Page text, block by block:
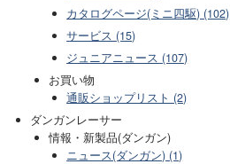
カタログページ(ミニ四駆) (102)
サービス (15)
ジュニアニュース (107)
お買い物
通販ショップリスト (2)
ダンガンレーサー
情報・新製品(ダンガン)
ニュース(ダンガン) (1)